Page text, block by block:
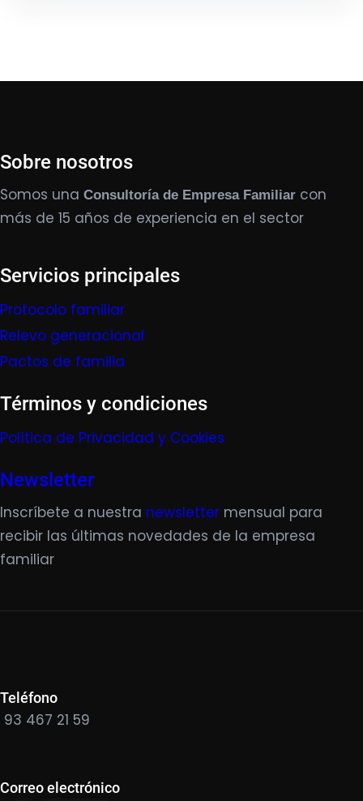
Sobre nosotros
Somos una Consultoría de Empresa Familiar con
más de 15 años de experiencia en el sector
Servicios principales
Protocolo familiar
Relevo generacional
Pactos de familia
Términos y condiciones
Política de Privacidad y Cookies
Newsletter
Inscríbete a nuestra newsletter mensual para
recibir las últimas novedades de la empresa
familiar
Teléfono
93 467 21 59
Correo electrónico